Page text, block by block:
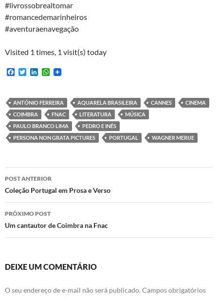
#livrossobrealtomar​
#romancedemarinheiros​
#aventuraenavegação​
Visited 1 times, 1 visit(s) today
F
b
o
o
k
T
t
e
r
e
d
I
n
W
s
A
p
p
ANTÓNIO FERREIRA AQUARELA BRASILEIRA CANNES
CINEMA
COIMBRA
FNAC LITERATURA
MÚSICA
PAULO BRANCO LIMA
PEDRO E INÉS
PERSONA NON GRATA PICTURES
PORTUGAL WAGNER MERIJE
Navegação
de
posts
POST ANTERIOR
Coleção Portugal em Prosa e Verso
PRÓXIMO POST
Um cantautor de Coimbra na Fnac
DEIXE UM COMENTÁRIO
O seu endereço de e-mail não será publicado. Campos obrigatórios